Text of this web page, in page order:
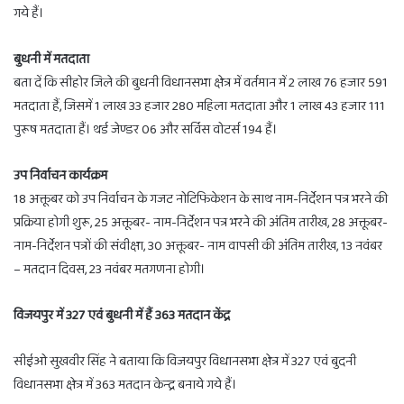
गये हैं।
बुधनी में मतदाता
बता दें कि सीहोर जिले की बुधनी विधानसभा क्षेत्र में वर्तमान में 2 लाख 76 हजार 591
मतदाता हैं, जिसमें 1 लाख 33 हजार 280 महिला मतदाता और 1 लाख 43 हजार 111
पुरूष मतदाता हैं। थर्ड जेण्डर 06 और सर्विस वोटर्स 194 हैं।
उप निर्वाचन कार्यक्रम
18 अक्तूबर को उप निर्वाचन के गजट नोटिफिकेशन के साथ नाम-निर्देशन पत्र भरने की
प्रक्रिया होगी शुरू, 25 अक्तूबर- नाम-निर्देशन पत्र भरने की अंतिम तारीख, 28 अक्तूबर-
नाम-निर्देशन पत्रों की संवीक्षा, 30 अक्तूबर- नाम वापसी की अंतिम तारीख, 13 नवंबर
– मतदान दिवस, 23 नवंबर मतगणना होगी।
विजयपुर में 327 एवं बुधनी में हैं 363 मतदान केंद्र
सीईओ सुखवीर सिंह ने बताया कि विजयपुर विधानसभा क्षेत्र में 327 एवं बुदनी
विधानसभा क्षेत्र में 363 मतदान केन्द्र बनाये गये हैं।